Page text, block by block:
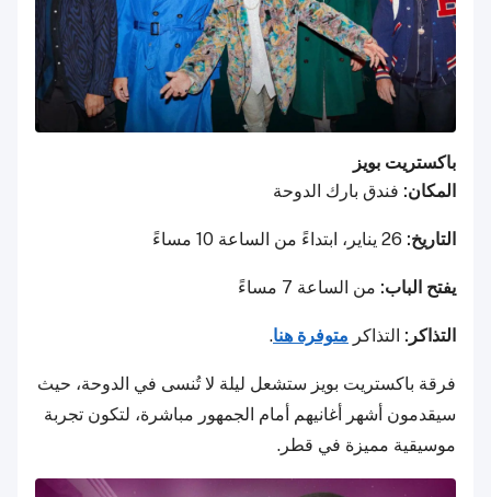
باكستريت بويز
المكان: فندق بارك الدوحة
التاريخ:
يفتح الباب: من الساعة 7 مساءً
التذاكر: التذاكر متوفرة هنا.
فرقة باكستريت بويز ستشعل ليلة لا تُنسى في الدوحة، حيث
سيقدمون أشهر أغانيهم أمام الجمهور مباشرة، لتكون تجربة
موسيقية مميزة في قطر.